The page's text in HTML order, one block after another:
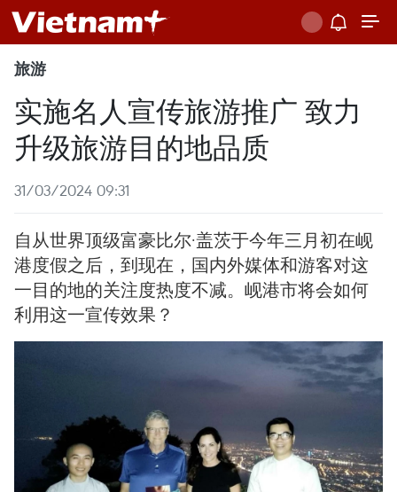
旅游
实施名人宣传旅游推广 致力
升级旅游目的地品质
31/03/2024 09:31
自从世界顶级富豪比尔·盖茨于今年三月初在岘
港度假之后，到现在，国内外媒体和游客对这
一目的地的关注度热度不减。岘港市将会如何
利用这一宣传效果？